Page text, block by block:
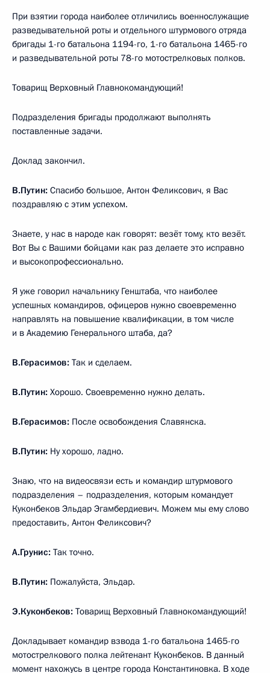
При взятии города наиболее отличились военнослужащие
разведывательной роты и отдельного штурмового отряда
бригады 1-го батальона 1194-го, 1-го батальона 1465-го
и разведывательной роты 78-го мотострелковых полков.
Товарищ Верховный Главнокомандующий!
Подразделения бригады продолжают выполнять
поставленные задачи.
Доклад закончил.
В.Путин: Спасибо большое, Антон Феликсович, я Вас
поздравляю с этим успехом.
Знаете, у нас в народе как говорят: везёт тому, кто везёт.
Вот Вы с Вашими бойцами как раз делаете это исправно
и высокопрофессионально.
Я уже говорил начальнику Генштаба, что наиболее
успешных командиров, офицеров нужно своевременно
направлять на повышение квалификации, в том числе
и в Академию Генерального штаба, да?
В.Герасимов: Так и сделаем.
В.Путин: Хорошо. Своевременно нужно делать.
В.Герасимов: После освобождения Славянска.
В.Путин: Ну хорошо, ладно.
Знаю, что на видеосвязи есть и командир штурмового
подразделения – подразделения, которым командует
Куконбеков Эльдар Эгамбердиевич. Можем мы ему слово
предоставить, Антон Феликсович?
А.Грунис: Так точно.
В.Путин: Пожалуйста, Эльдар.
Э.Куконбеков: Товарищ Верховный Главнокомандующий!
Докладывает командир взвода 1-го батальона 1465-го
мотострелкового полка лейтенант Куконбеков. В данный
момент нахожусь в центре города Константиновка. В ходе